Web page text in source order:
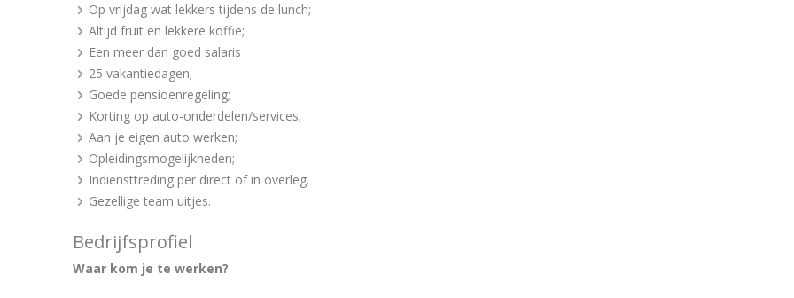
Op vrijdag wat lekkers tijdens de lunch;
Altijd fruit en lekkere koffie;
Een meer dan goed salaris
25 vakantiedagen;
Goede pensioenregeling;
Korting op auto-onderdelen/services;
Aan je eigen auto werken;
Opleidingsmogelijkheden;
Indiensttreding per direct of in overleg.
Gezellige team uitjes.
Bedrijfsprofiel
Waar kom je te werken?